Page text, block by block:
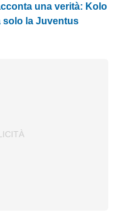
una verità: Kolo
solo la Juventus